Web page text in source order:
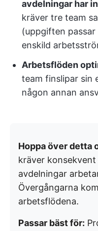
avdelningar har
kräver tre team
(uppgiften
enskild
Arbetsflöden
team finslipar sin
någon annan
Hoppa över detta
kräver
avdelningar
Övergångarna
arbetsflödena.
Passar bäst för: